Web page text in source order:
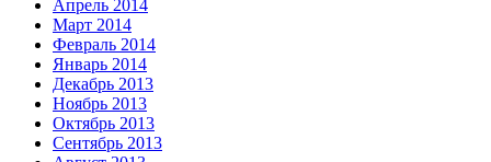
Апрель 2014
Март 2014
Февраль 2014
Январь 2014
Декабрь 2013
Ноябрь 2013
Октябрь 2013
Сентябрь 2013